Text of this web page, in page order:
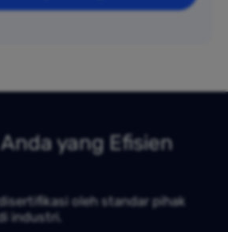
yang Efisien
oleh standar pihak
industri.